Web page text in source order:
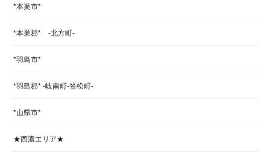
*本巣市*
*本巣郡* -北方町-
*羽島市*
*羽島郡* -岐南町-笠松町-
*山県市*
★西濃エリア★